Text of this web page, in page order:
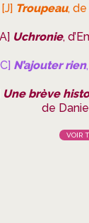
[J] Troupeau,
Uchronie,
N’ajouter rien
Une brève
de
VOIR